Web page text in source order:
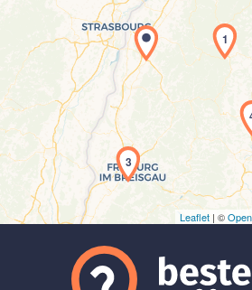
Laden der
1
3
Leaflet | ©